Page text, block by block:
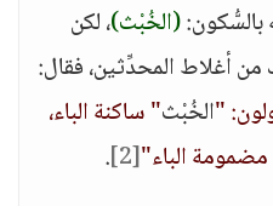
بالسُّكون:(الخُبْث)، لكن
أغلاط المحدِّثين، فقال:
"الخُبْث" ساكنة الباء،
الباء"[2]
.